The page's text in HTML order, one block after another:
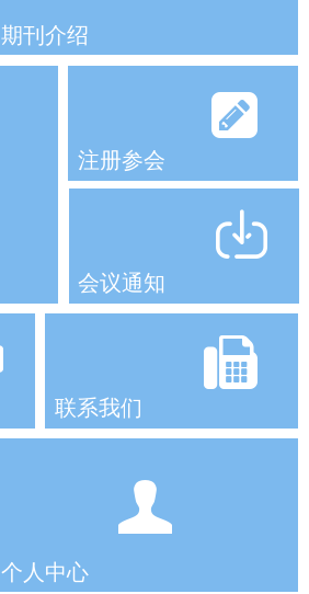
期刊介绍
注册参会
会议通知
联系我们
个人中心